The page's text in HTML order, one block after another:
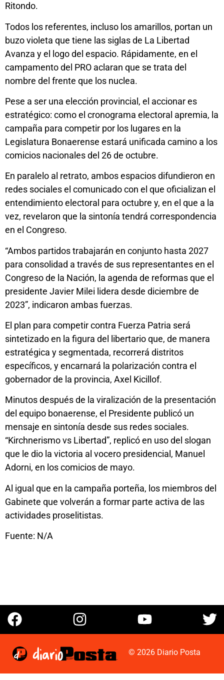
Ritondo.
Todos los referentes, incluso los amarillos, portan un
buzo violeta que tiene las siglas de La Libertad
Avanza y el logo del espacio. Rápidamente, en el
campamento del PRO aclaran que se trata del
nombre del frente que los nuclea.
Pese a ser una elección provincial, el accionar es
estratégico: como el cronograma electoral apremia, la
campaña para competir por los lugares en la
Legislatura Bonaerense estará unificada camino a los
comicios nacionales del 26 de octubre.
En paralelo al retrato, ambos espacios difundieron en
redes sociales el comunicado con el que oficializan el
entendimiento electoral para octubre y, en el que a la
vez, revelaron que la sintonía tendrá correspondencia
en el Congreso.
“Ambos partidos trabajarán en conjunto hasta 2027
para consolidad a través de sus representantes en el
Congreso de la Nación, la agenda de reformas que el
presidente Javier Milei lidera desde diciembre de
2023”, indicaron ambas fuerzas.
El plan para competir contra Fuerza Patria será
sintetizado en la figura del libertario que, de manera
estratégica y segmentada, recorrerá distritos
específicos, y encarnará la polarización contra el
gobernador de la provincia, Axel Kicillof.
Minutos después de la viralización de la presentación
del equipo bonaerense, el Presidente publicó un
mensaje en sintonía desde sus redes sociales.
“Kirchnerismo vs Libertad”, replicó en uso del slogan
que le dio la victoria al vocero presidencial, Manuel
Adorni, en los comicios de mayo.
Al igual que en la campaña porteña, los miembros del
Gabinete que volverán a formar parte activa de las
actividades proselitistas.
Fuente: N/A
© 2026 Diario Posta